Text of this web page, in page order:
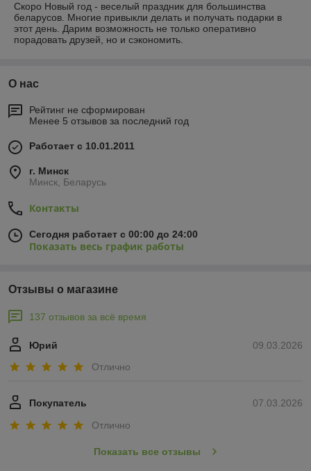
Скоро Новый год - веселый праздник для большинства
беларусов. Многие привыкли делать и получать подарки в
этот день. Дарим возможность не только оперативно
порадовать друзей, но и сэкономить.
О нас
Рейтинг не сформирован
Менее 5 отзывов за последний год
Работает с 10.01.2011
г. Минск
Минск, Беларусь
Контакты
Сегодня работает с 00:00 до 24:00
Показать весь график работы
Отзывы о магазине
137 отзывов за всё время
09.03.2026
Юрий
Отлично
07.03.2026
Покупатель
Отлично
Показать все отзывы